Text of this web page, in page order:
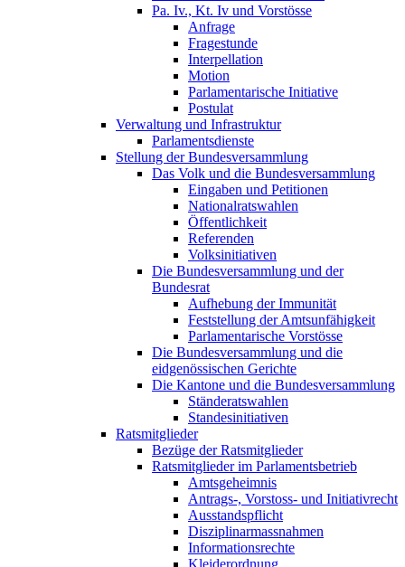
Pa. Iv., Kt. Iv und Vorstösse
Anfrage
Fragestunde
Interpellation
Motion
Parlamentarische Initiative
Postulat
Verwaltung und Infrastruktur
Parlamentsdienste
Stellung der Bundesversammlung
Das Volk und die Bundesversammlung
Eingaben und Petitionen
Nationalratswahlen
Öffentlichkeit
Referenden
Volksinitiativen
Die Bundesversammlung und der
Bundesrat
Aufhebung der Immunität
Feststellung der Amtsunfähigkeit
Parlamentarische Vorstösse
Die Bundesversammlung und die
eidgenössischen Gerichte
Die Kantone und die Bundesversammlung
Ständeratswahlen
Standesinitiativen
Ratsmitglieder
Bezüge der Ratsmitglieder
Ratsmitglieder im Parlamentsbetrieb
Amtsgeheimnis
Antrags-, Vorstoss- und Initiativrecht
Ausstandspflicht
Disziplinarmassnahmen
Informationsrechte